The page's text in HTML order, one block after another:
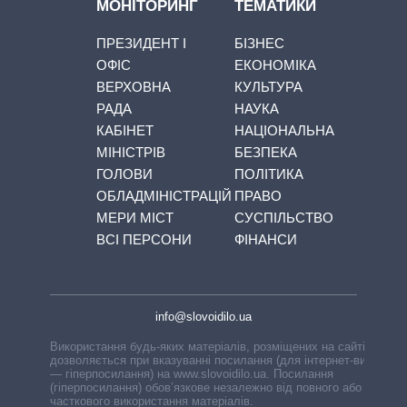
МОНІТОРИНГ
ПРЕЗИДЕНТ І
ОФІС
ВЕРХОВНА
РАДА
КАБІНЕТ
МІНІСТРІВ
ГОЛОВИ
ОБЛАДМІНІСТРАЦІЙ
МЕРИ МІСТ
ВСІ ПЕРСОНИ
ТЕМАТИКИ
БІЗНЕС
ЕКОНОМІКА
КУЛЬТУРА
НАУКА
НАЦІОНАЛЬНА
БЕЗПЕКА
ПОЛІТИКА
ПРАВО
СУСПІЛЬСТВО
ФІНАНСИ
info@slovoidilo.ua
Використання будь-яких матеріалів, розміщених на сайті,
дозволяється при вказуванні посилання (для інтернет-видань
— гіперпосилання) на www.slovoidilo.ua. Посилання
(гіперпосилання) обов’язкове незалежно від повного або
часткового використання матеріалів.